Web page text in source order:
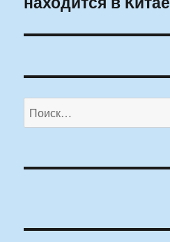
Искать: